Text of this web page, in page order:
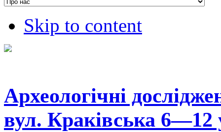
Skip to content
Археологічні
вул. Краківська 6—12